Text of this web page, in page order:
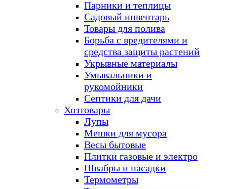
Парники и теплицы
Садовый инвентарь
Товары для полива
Борьба с вредителями и
средства защиты растений
Укрывные материалы
Умывальники и
рукомойники
Септики для дачи
Хозтовары
Лупы
Мешки для мусора
Весы бытовые
Плитки газовые и электро
Швабры и насадки
Термометры